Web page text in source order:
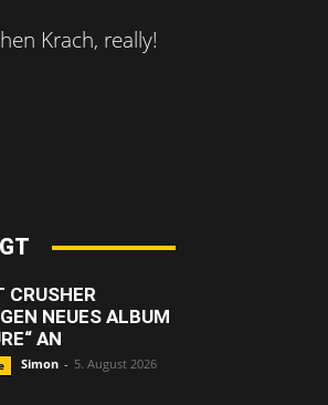
Krach, really!
CRUSHER
NEUES ALBUM
AN
Simon - 5. August 2026